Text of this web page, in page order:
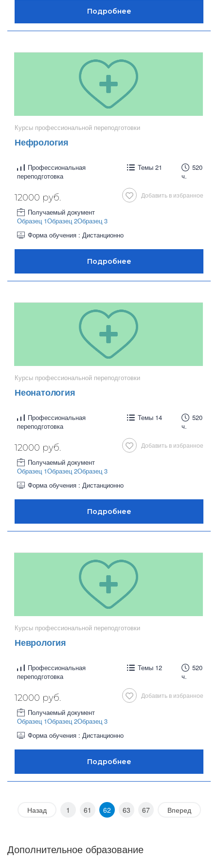
Курсы профессиональной переподготовки
Нефрология
Профессиональная
переподготовка
Темы 21
520
ч.
Добавить в избранное
12000 руб.
Получаемый документ
Образец 1Образец 2Образец 3
Форма обучения : Дистанционно
Курсы профессиональной переподготовки
Неонатология
Профессиональная
переподготовка
Темы 14
520
ч.
Добавить в избранное
12000 руб.
Получаемый документ
Образец 1Образец 2Образец 3
Форма обучения : Дистанционно
Курсы профессиональной переподготовки
Неврология
Профессиональная
переподготовка
Темы 12
520
ч.
Добавить в избранное
12000 руб.
Получаемый документ
Образец 1Образец 2Образец 3
Форма обучения : Дистанционно
Назад 1 61 62 63 67 Вперед
Дополнительное образование